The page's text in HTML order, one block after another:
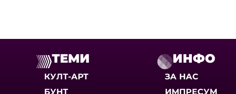
ТЕМИ
КУЛТ-АРТ
БУНТ
ИНФО
ЗА НАС
ИМПРЕСУМ